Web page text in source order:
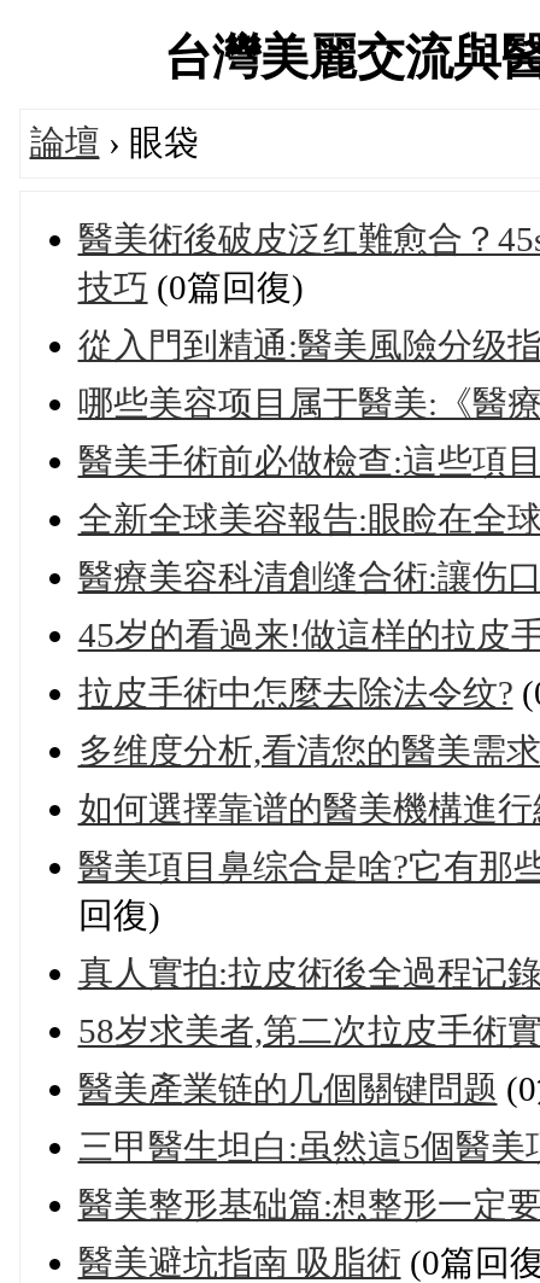
台灣美麗交流與
論壇 › 眼袋
醫美術後破皮泛红難愈合？
技巧 (0篇回復)
從入門到精通:醫美風險分级
哪些美容项目属于醫美:《醫
醫美手術前必做檢查:這些項
全新全球美容報告:眼睑在全
醫療美容科清創缝合術:讓伤
45岁的看過来!做這样的拉皮
拉皮手術中怎麼去除法令纹?
多维度分析,看清您的醫美需求
如何選擇靠谱的醫美機構進
醫美項目鼻综合是啥?它有那
回復)
真人實拍:拉皮術後全過程记
58岁求美者,第二次拉皮手術
醫美產業链的几個關键問题
三甲醫生坦白:虽然這5個醫美
醫美整形基础篇:想整形一定
醫美避坑指南 吸脂術 (0篇回